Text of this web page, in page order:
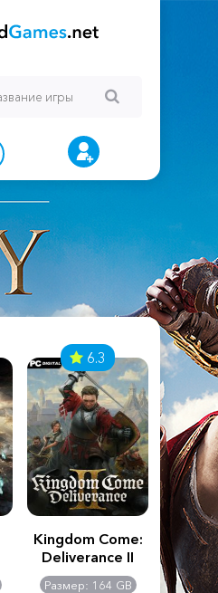
6.3
Kingdom Come:
Deliverance II
Размер: 164 GB
The